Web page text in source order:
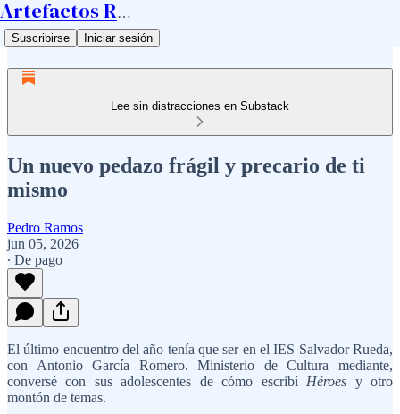
Artefactos Ramos
Suscribirse Iniciar sesión
Lee sin distracciones en Substack
Un nuevo pedazo frágil y precario de ti
mismo
Pedro Ramos
jun 05, 2026
∙ De pago
El último encuentro del año tenía que ser en el IES Salvador Rueda,
con Antonio García Romero. Ministerio de Cultura mediante,
conversé con sus adolescentes de cómo escribí Héroes y otro
montón de temas.